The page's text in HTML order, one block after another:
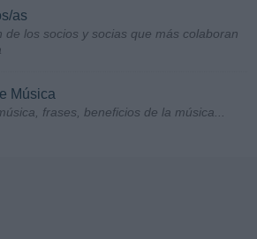
as
de los socios y socias que más colaboran
Música
frases, beneficios de la música...